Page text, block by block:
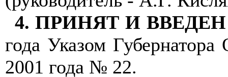
4. ПРИНЯТ И
года Указом Губернатора
2001 года № 22.